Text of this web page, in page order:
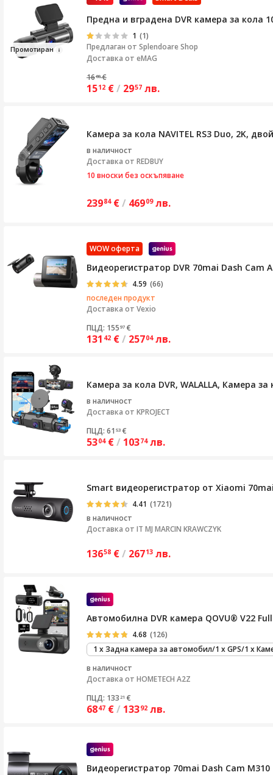
Промотиран
Предна и вградена DVR камера за кола
1 (1)
Предлаган от Splendoare Shop
Доставка от eMAG
1680 €
1512 €/ 2957 лв.
Камера за кола NAVITEL RS3 Duo, 2K,
в наличност
Доставка от REDBUY
10 вноски без оскъпяване
23984 €/ 46909 лв.
WOW оферта
Видеорегистратор DVR 70mai Dash Cam
4.59 (66)
последен продукт
Доставка от Vexio
ПЦД: 155 97 €
131 42 €/ 25704 лв.
Камера за кола DVR, WALALLA, Камера
в наличност
Доставка от KPROJECT
ПЦД: 61 53 €
5304 €/ 10374 лв.
Smart видеорегистратор от Xiaomi
4.41 (1721)
в наличност
Доставка от IT MJ MARCIN KRAWCZYK
13658 €/ 26713 лв.
Автомобилна DVR камера QOVU® V22
4.68 (126)
1 x Задна камера за автомобил/1 x GPS/1 х
в наличност
Доставка от HOMETECH A2Z
ПЦД: 133 21 €
6847 €/ 13392 лв.
Видеорегистратор 70mai Dash Cam